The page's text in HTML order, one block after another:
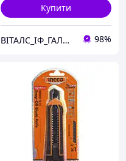
Купити
ВІТАЛС_ІФ_ГАЛИЦЬКА 98%